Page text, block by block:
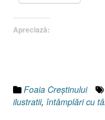
Apreciază:
Foaia Creştinului
ilustratii, întâmplări cu